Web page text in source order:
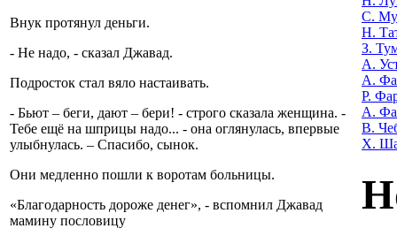
Внук протянул деньги.
- Не надо, - сказал Джавад.
Подросток стал вяло настаивать.
- Бьют – беги, дают – бери! - строго сказала женщина. -
Тебе ещё на шприцы надо... - она оглянулась, впервые
улыбнулась. – Спасибо, сынок.
Они медленно пошли к воротам больницы.
«Благодарность дороже денег», - вспомнил Джавад
мамину пословицу
С.
Н.
З.
А.
А.
Р.
А.
В.
Х.